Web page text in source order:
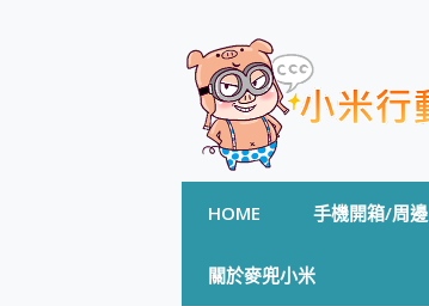
HOME 手機開箱/周邊
關於麥兜小米